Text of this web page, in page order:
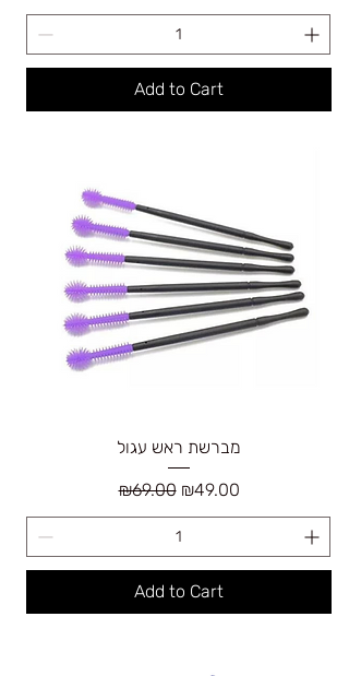
Add to Cart
מברשת ראש עגול
Regular Price
₪69.00 Sale Price
₪49.00
Add to Cart